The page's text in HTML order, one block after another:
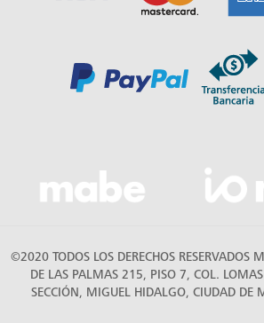
©2020 TODOS LOS DERECHOS RESERVADOS
DE LAS PALMAS 215, PISO 7, COL. LOMAS
SECCIÓN, MIGUEL HIDALGO, CIUDAD DE